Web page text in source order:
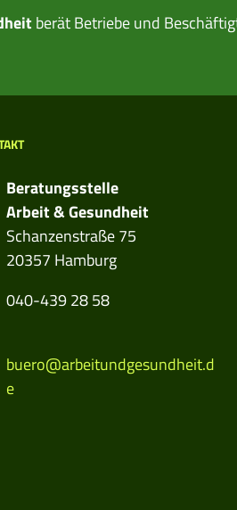
berät Betriebe und
Address:
Beratungsstelle
Arbeit & Gesundheit
Schanzenstraße 75
20357 Hamburg
Phone number:
040-439 28 58
Email address:
buero@arbeitundgesundheit.d
e